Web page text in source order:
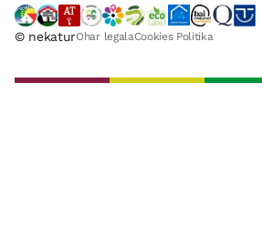
© nekaturOhar legalaCookies Politika